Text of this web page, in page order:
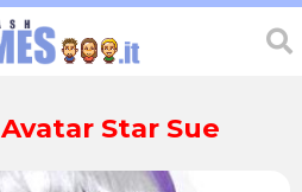
Avatar Star Sue